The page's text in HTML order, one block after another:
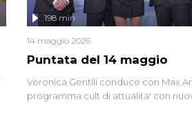
Puntata del 14 maggio
198 min
14 maggio 2026
Veronica Gentili conduce con Max
programma cult di attualita' con